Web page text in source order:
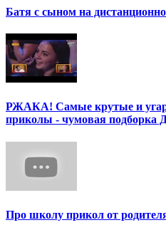
Батя с сыном на
РЖАКА! Самые крутые и
приколы - чумовая
Про школу прикол от